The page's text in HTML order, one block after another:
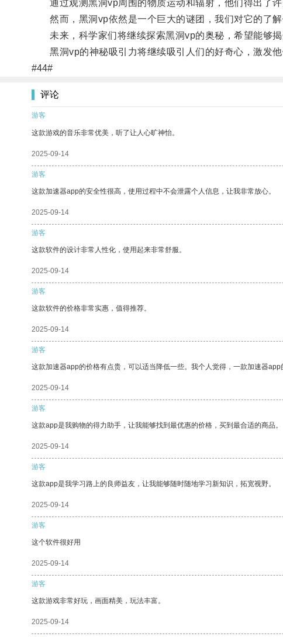
通过观测黑洞vp周围的物质运动和辐射，他们得出了许
然而，黑洞vp依然是一个巨大的谜团，我们对它的了解
未来，科学家们将继续探索黑洞vp的奥秘，希望能够揭
黑洞vp的神秘吸引力将继续吸引人们的好奇心，激发他
#44#
评论
游客
这款游戏的音乐非常优美，听了让人心旷神怡。
2025-09-14
游客
这款加速器app的安全性很高，使用过程中不会泄露个人信息，让我非常放心。
2025-09-14
游客
这款软件的设计非常人性化，使用起来非常舒服。
2025-09-14
游客
这款软件的价格非常实惠，值得推荐。
2025-09-14
游客
这款加速器app的价格有点贵，可以适当降低一些。我个人觉得，一款加速器app
2025-09-14
游客
这款app是我购物的得力助手，让我能够找到最优惠的价格，买到最合适的商品。
2025-09-14
游客
这款app是我学习路上的良师益友，让我能够随时随地学习新知识，拓宽视野。
2025-09-14
游客
这个软件很好用
2025-09-14
游客
这款游戏非常好玩，画面精美，玩法丰富。
2025-09-14